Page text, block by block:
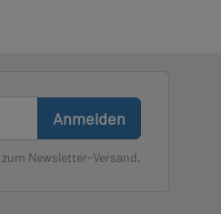
Anmelden
zum Newsletter-Versand.